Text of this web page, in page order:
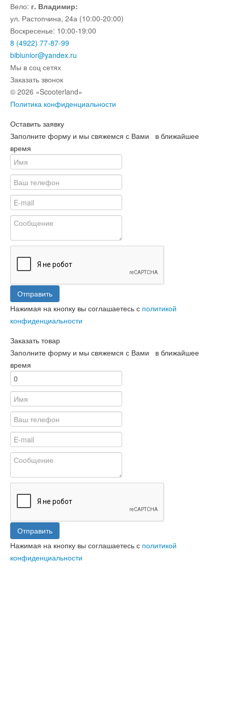
Вело: г. Владимир:
ул. Растопчина, 24а (10:00-20:00)
Воскресенье: 10:00-19:00
8 (4922) 77-87-99
bibiunior@yandex.ru
Мы в соц сетях
Заказать звонок
© 2026 «Scooterland»
Политика конфиденциальности
Оставить заявку
Заполните форму и мы свяжемся с Вами в ближайшее
время
Отправить
Нажимая на кнопку вы соглашаетесь с политикой
конфиденциальности
Заказать товар
Заполните форму и мы свяжемся с Вами в ближайшее
время
Отправить
Нажимая на кнопку вы соглашаетесь с политикой
конфиденциальности